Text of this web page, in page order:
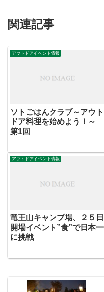
関連記事
アウトドアイベント情報
ソトごはんクラブ～アウト
ドア料理を始めよう！～
第1回
アウトドアイベント情報
竜王山キャンプ場、２５日
開場イベント”食”で日本一
に挑戦